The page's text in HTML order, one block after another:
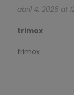
abril 4, 2026 at
trimox
trimox